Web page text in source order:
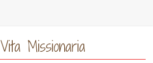
Vita Missionaria